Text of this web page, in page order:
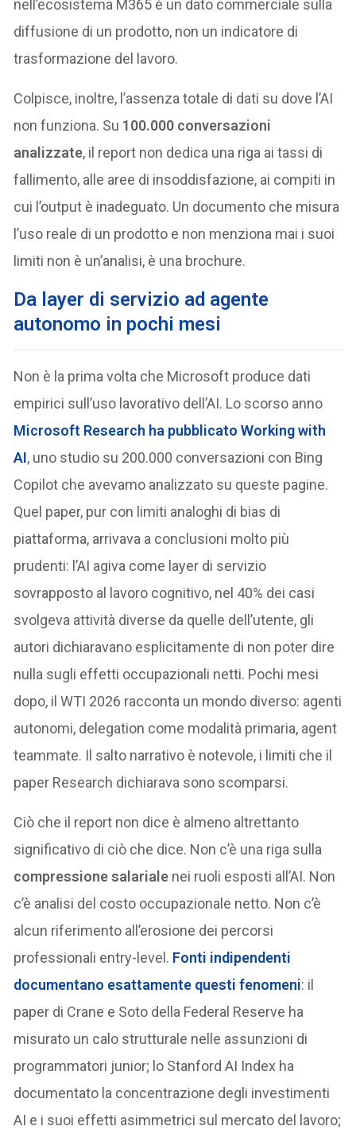
nell’ecosistema M365 è un dato commerciale sulla
diffusione di un prodotto, non un indicatore di
trasformazione del lavoro.
Colpisce, inoltre, l’assenza totale di dati su dove l’AI
non funziona. Su 100.000 conversazioni
analizzate, il report non dedica una riga ai tassi di
fallimento, alle aree di insoddisfazione, ai compiti in
cui l’output è inadeguato. Un documento che misura
l’uso reale di un prodotto e non menziona mai i suoi
limiti non è un’analisi, è una brochure.
Da layer di servizio ad agente
autonomo in pochi mesi
Non è la prima volta che Microsoft produce dati
empirici sull’uso lavorativo dell’AI. Lo scorso anno
Microsoft Research ha pubblicatoWorking with
AI, uno studio su 200.000 conversazioni con Bing
Copilot che avevamo analizzato su queste pagine.
Quel paper, pur con limiti analoghi di bias di
piattaforma, arrivava a conclusioni molto più
prudenti: l’AI agiva come layer di servizio
sovrapposto al lavoro cognitivo, nel 40% dei casi
svolgeva attività diverse da quelle dell’utente, gli
autori dichiaravano esplicitamente di non poter dire
nulla sugli effetti occupazionali netti. Pochi mesi
dopo, il WTI 2026 racconta un mondo diverso: agenti
autonomi, delegation come modalità primaria, agent
teammate. Il salto narrativo è notevole, i limiti che il
paper Research dichiarava sono scomparsi.
Ciò che il report non dice è almeno altrettanto
significativo di ciò che dice. Non c’è una riga sulla
compressione salariale nei ruoli esposti all’AI. Non
c’è analisi del costo occupazionale netto. Non c’è
alcun riferimento all’erosione dei percorsi
professionali entry-level. Fonti indipendenti
documentano esattamente questi fenomeni: il
paper di Crane e Soto della Federal Reserve ha
misurato un calo strutturale nelle assunzioni di
programmatori junior; lo Stanford AI Index ha
documentato la concentrazione degli investimenti
AI e i suoi effetti asimmetrici sul mercato del lavoro;